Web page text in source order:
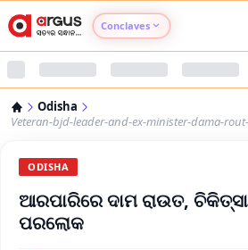
Conclaves
Argus Nari Shakti
Argus Health Connect
Odisha
Veteran-bjd-leader-and-ex-minister-dama-
ODISHA
ଆରପାରିରେ ଦାମ ରାଉତ,
ପରଲୋକ